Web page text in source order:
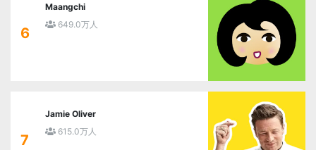
6
Maangchi
649.0万人
7
Jamie Oliver
615.0万人